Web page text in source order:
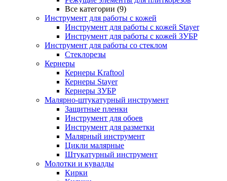
Все категории (9)
Инструмент для работы с кожей
Инструмент для работы с кожей Stayer
Инструмент для работы с кожей ЗУБР
Инструмент для работы со стеклом
Стеклорезы
Кернеры
Кернеры Kraftool
Кернеры Stayer
Кернеры ЗУБР
Малярно-штукатурный инструмент
Защитные пленки
Инструмент для обоев
Инструмент для разметки
Малярный инструмент
Цикли малярные
Штукатурный инструмент
Молотки и кувалды
Кирки